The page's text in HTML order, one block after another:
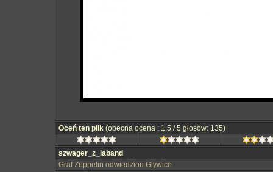
Oceń ten plik (obecna ocena : 1.5 / 5 głosów: 135)
szwager_z_laband
Graf Zeppelin odwiedziou Glywice